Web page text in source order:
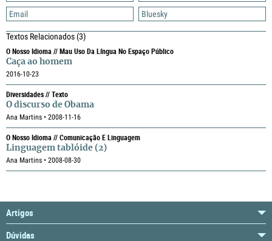
Email
Bluesky
Textos Relacionados(3)
O Nosso Idioma // Mau Uso Da Língua No Espaço Público
Caça ao homem
2016-10-23
Diversidades // Texto
O discurso de Obama
Ana Martins • 2008-11-16
O Nosso Idioma // Comunicação E Linguagem
Linguagem tablóide (2)
Ana Martins • 2008-08-30
Artigos
Dúvidas